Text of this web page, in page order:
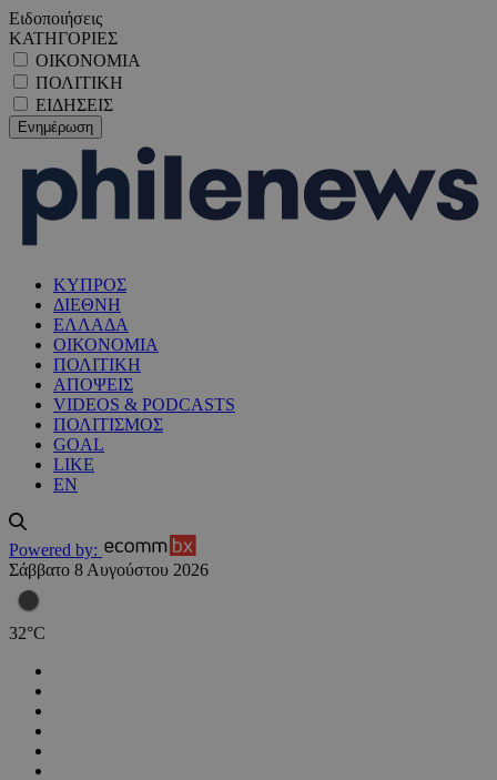
Ειδοποιήσεις
ΚΑΤΗΓΟΡΙΕΣ
ΟΙΚΟΝΟΜΙΑ
ΠΟΛΙΤΙΚΗ
ΕΙΔΗΣΕΙΣ
ΚΥΠΡΟΣ
ΔΙΕΘΝΗ
ΕΛΛΑΔΑ
ΟΙΚΟΝΟΜΙΑ
ΠΟΛΙΤΙΚΗ
ΑΠΟΨΕΙΣ
VIDEOS & PODCASTS
ΠΟΛΙΤΙΣΜΟΣ
GOAL
LIKE
EN
Powered by:
Σάββατο 8 Αυγούστου 2026
32°C